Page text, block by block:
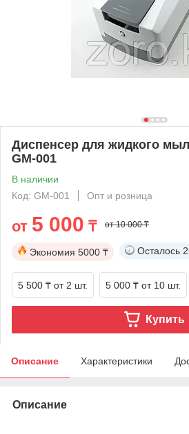
Диспенсер для жидкого
GM-001
В наличии
Код: GM-001
Опт и розница
от 5 000 ₸ от 10 000 ₸
Экономия 5000 ₸ Осталось
5 500 ₸ от 2 шт. 5 000 ₸ от 10 шт.
Купить
Описание Характеристики
Описание